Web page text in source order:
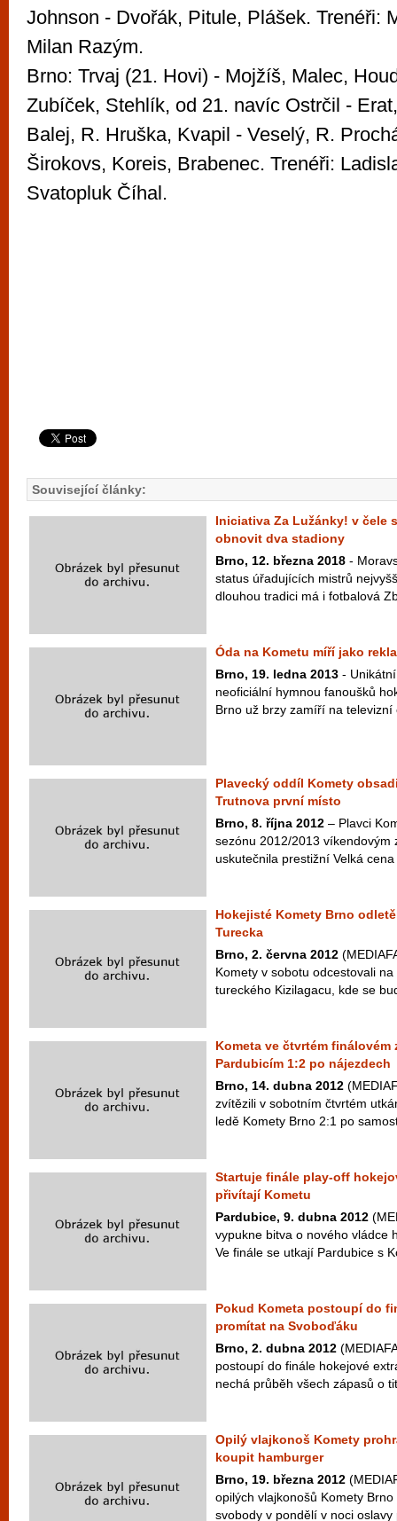
Johnson - Dvořák, Pitule, Plášek. Trenéři:
Milan Razým.
Brno: Trvaj (21. Hovi) - Mojžíš, Malec,
Zubíček, Stehlík, od 21. navíc Ostrčil -
Balej, R. Hruška, Kvapil - Veselý, R.
Širokovs, Koreis, Brabenec. Trenéři:
Svatopluk Číhal.
Související články:
Iniciativa Za Lužánky! v čele
obnovit dva stadiony
Brno, 12. března 2018 -
status úřadujících mistrů
dlouhou tradici má i fotbalová
Óda na Kometu míří jako
Brno, 19. ledna 2013 -
neoficiální hymnou fanoušků
Brno už brzy zamíří na televizní
Plavecký oddíl Komety
Trutnova první místo
Brno, 8. října 2012 – Plavci
sezónu 2012/2013 víkendovým
uskutečnila prestižní Velká
Hokejisté Komety Brno
Turecka
Brno, 2. června 2012
Komety v sobotu odcestovali
tureckého Kizilagacu, kde se
Kometa ve čtvrtém finálovém
Pardubicím 1:2 po nájezdech
Brno, 14. dubna 2012
zvítězili v sobotním čtvrtém
ledě Komety Brno 2:1 po
Startuje finále play-off
přivítají Kometu
Pardubice, 9. dubna 2012
vypukne bitva o nového vládce
Ve finále se utkají Pardubice s
Pokud Kometa postoupí do
promítat na Svoboďáku
Brno, 2. dubna 2012
postoupí do finále hokejové
nechá průběh všech zápasů o
Opilý vlajkonoš Komety
koupit hamburger
Brno, 19. března 2012
opilých vlajkonošů Komety
svobody v pondělí v noci